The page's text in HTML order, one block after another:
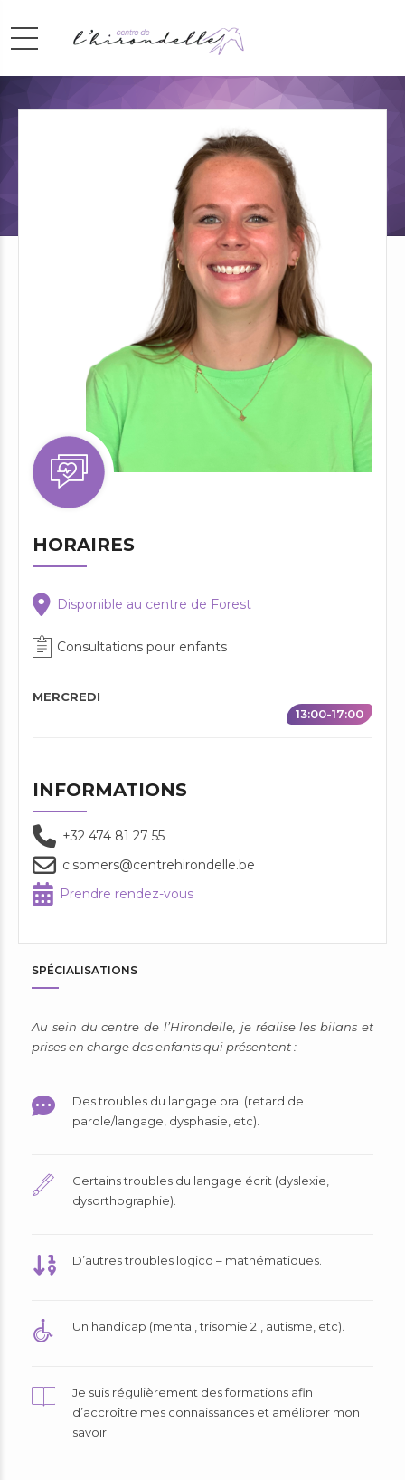
Charlotte Somers
HORAIRES
Disponible au centre de Forest
Consultations pour enfants
MERCREDI
13:00-17:00
INFORMATIONS
+32 474 81 27 55
c.somers@centrehirondelle.be
Prendre rendez-vous
SPÉCIALISATIONS
Au sein du centre de l’Hirondelle, je réalise les bilans et
prises en charge des enfants qui présentent :
Des troubles du langage oral (retard de
parole/langage, dysphasie, etc).
Certains troubles du langage écrit (dyslexie,
dysorthographie).
D’autres troubles logico – mathématiques.
Un handicap (mental, trisomie 21, autisme, etc).
Je suis régulièrement des formations afin
d’accroître mes connaissances et améliorer mon
savoir.